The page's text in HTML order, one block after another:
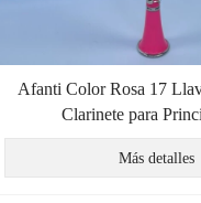
Afanti Color Rosa 17
Clarinete para
Más detalles